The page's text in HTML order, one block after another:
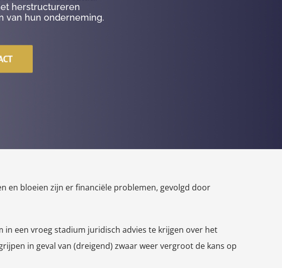
herstructureren
van hun onderneming.
en bloeien zijn er financiële problemen, gevolgd door
een vroeg stadium juridisch advies te krijgen over het
in geval van (dreigend) zwaar weer vergroot de kans op